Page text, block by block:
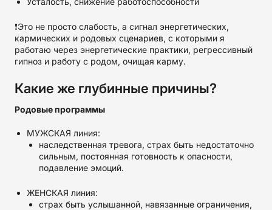
❗️Это не просто слабость, а сигнал энергетических,
кармических и родовых сценариев, с которыми я
работаю через энергетические практики, регрессивный
гипноз и работу с родом, очищая карму.
Какие же глубинные причины?
Родовые программы
МУЖСКАЯ линия:
наследственная тревога, страх быть недостаточно
сильным, постоянная готовность к опасности,
подавление эмоций.
ЖЕНСКАЯ линия:
страх быть услышанной, навязанные ограничения,